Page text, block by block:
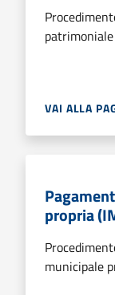
VAI ALLA
propria
municipale